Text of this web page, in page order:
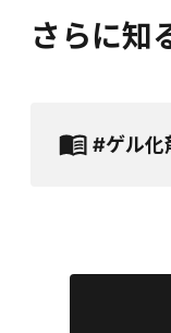
さらに知
#ゲル化